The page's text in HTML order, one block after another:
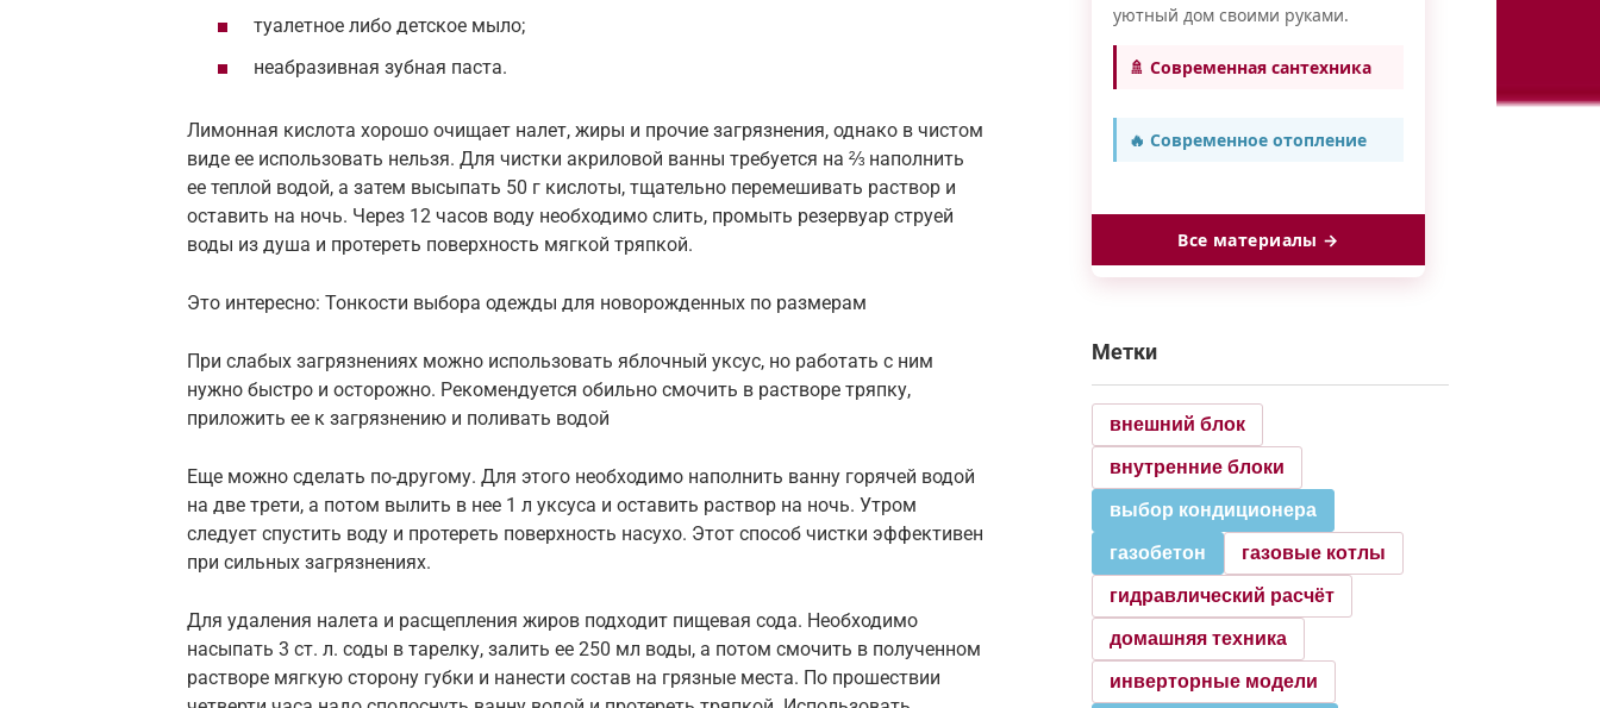
туалетное либо детское мыло;
неабразивная зубная паста.
Лимонная кислота хорошо очищает налет, жиры и прочие загрязнения, однако в чистом
виде ее использовать нельзя. Для чистки акриловой ванны требуется на ⅔ наполнить
ее теплой водой, а затем высыпать 50 г кислоты, тщательно перемешивать раствор и
оставить на ночь. Через 12 часов воду необходимо слить, промыть резервуар струей
воды из душа и протереть поверхность мягкой тряпкой.
Это интересно: Тонкости выбора одежды для новорожденных по размерам
При слабых загрязнениях можно использовать яблочный уксус, но работать с ним
нужно быстро и осторожно. Рекомендуется обильно смочить в растворе тряпку,
приложить ее к загрязнению и поливать водой
Еще можно сделать по-другому. Для этого необходимо наполнить ванну горячей водой
на две трети, а потом вылить в нее 1 л уксуса и оставить раствор на ночь. Утром
следует спустить воду и протереть поверхность насухо. Этот способ чистки эффективен
при сильных загрязнениях.
Для удаления налета и расщепления жиров подходит пищевая сода. Необходимо
насыпать 3 ст. л. соды в тарелку, залить ее 250 мл воды, а потом смочить в полученном
растворе мягкую сторону губки и нанести состав на грязные места. По прошествии
уютный дом своими руками.
🚿 Современная сантехника
🔥 Современное отопление
Все материалы →
Метки
внешний блок
внутренние блоки
выбор кондиционера
газобетон газовые котлы
гидравлический расчёт
домашняя техника
инверторные модели